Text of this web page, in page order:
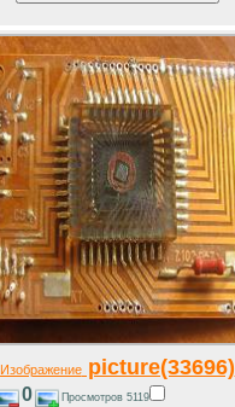
Изображениеpicture(33696)
0 Просмотров 5119